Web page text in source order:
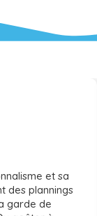
et sa
des plannings
garde de